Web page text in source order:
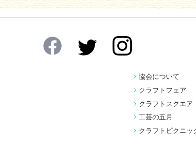
協会について
クラフトフェア
クラフトスクエア
工芸の五月
クラフトピクニッ